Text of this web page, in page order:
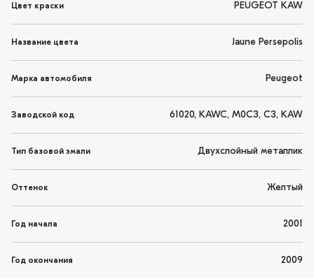
Цвет краски PEUGEOT KAW
Название цвета Jaune Persepolis
Марка автомобиля Peugeot
Заводской код 61020, KAWC, M0C3, C3, KAW
Тип базовой эмали Двухслойный металлик
Оттенок Желтый
Год начала 2001
Год окончания 2009